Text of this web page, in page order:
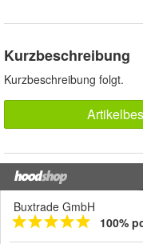
Kurzbeschreibung
Kurzbeschreibung folgt.
Buxtrade GmbH
100%